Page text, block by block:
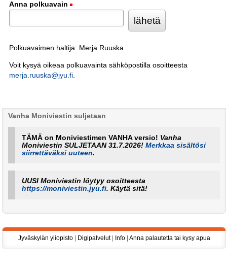
Anna polkuavain
Polkuavaimen haltija: Merja Ruuska
Voit kysyä oikeaa polkuavainta sähköpostilla osoitteesta
merja.ruuska@jyu.fi.
Vanha Moniviestin suljetaan
TÄMÄ on Moniviestimen VANHA versio! Vanha
Moniviestin SULJETAAN 31.7.2026!Merkkaa sisältösi
siirrettäväksi uuteen.
UUSI Moniviestin löytyy osoitteesta
https://moniviestin.jyu.fi. Käytä sitä!
Jyväskylän yliopisto| Digipalvelut| Info| Anna palautetta tai kysy apua